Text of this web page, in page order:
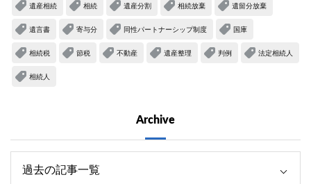
遺産相続 相続 遺産分割 相続放棄 遺留分放棄
遺言書 寄与分 同性パートナーシップ制度 国庫
相続税 節税 不動産 遺産整理 判例 法定相続人
相続人
Archive